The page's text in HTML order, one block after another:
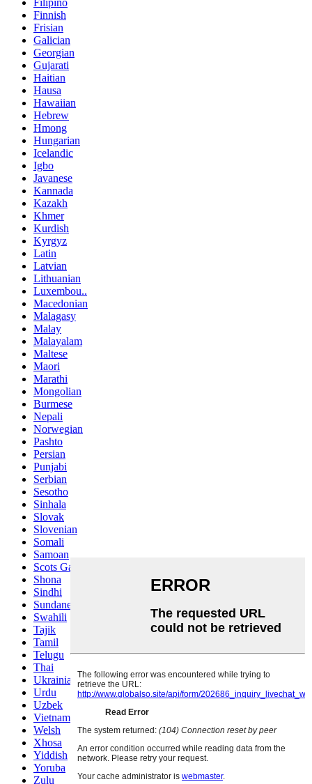
Filipino
Finnish
Frisian
Galician
Georgian
Gujarati
Haitian
Hausa
Hawaiian
Hebrew
Hmong
Hungarian
Icelandic
Igbo
Javanese
Kannada
Kazakh
Khmer
Kurdish
Kyrgyz
Latin
Latvian
Lithuanian
Luxembou..
Macedonian
Malagasy
Malay
Malayalam
Maltese
Maori
Marathi
Mongolian
Burmese
Nepali
Norwegian
Pashto
Persian
Punjabi
Serbian
Sesotho
Sinhala
Slovak
Slovenian
Somali
Samoan
Scots Gaelic
Shona
Sindhi
Sundanese
Swahili
Tajik
Tamil
Telugu
Thai
Ukrainian
Urdu
Uzbek
Vietnamese
Welsh
Xhosa
Yiddish
Yoruba
Zulu